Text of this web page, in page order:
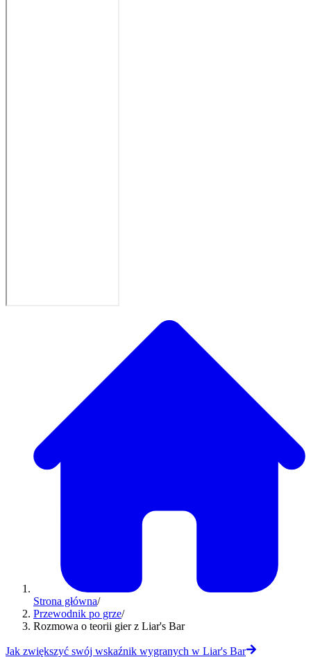
Strona główna/
Przewodnik po grze/
Rozmowa o teorii gier z Liar's Bar
Jak zwiększyć swój wskaźnik wygranych w Liar's Bar